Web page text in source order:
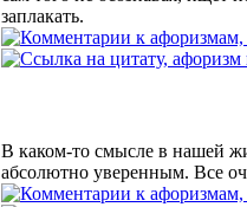
заплакать.
В каком-то смысле в нашей
абсолютно уверенным. Все